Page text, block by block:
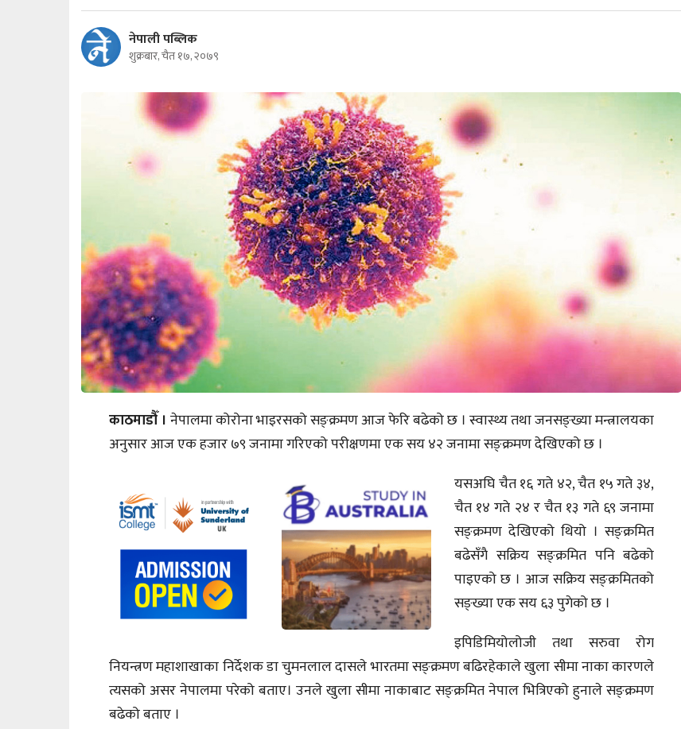
नेपाली पब्लिक
शुक्रबार, चैत १७, २०७९
काठमाडौँ । नेपालमा कोरोना भाइरसको सङ्क्रमण आज फेरि बढेको छ । स्वास्थ्य तथा जनसङ्ख्या मन्त्रालयका
अनुसार आज एक हजार ७९ जनामा गरिएको परीक्षणमा एक सय ४२ जनामा सङ्क्रमण देखिएको छ ।
यसअघि चैत १६ गते ४२, चैत १५ गते ३४,
चैत १४ गते २४ र चैत १३ गते ६९ जनामा
सङ्क्रमण देखिएको थियो । सङ्क्रमित
बढेसँगै सक्रिय सङ्क्रमित पनि बढेको
पाइएको छ । आज सक्रिय सङ्क्रमितको
सङ्ख्या एक सय ६३ पुगेको छ ।
इपिडिमियोलोजी तथा सरुवा रोग
नियन्त्रण महाशाखाका निर्देशक डा चुमनलाल दासले भारतमा सङ्क्रमण बढिरहेकाले खुला सीमा नाका कारणले
त्यसको असर नेपालमा परेको बताए। उनले खुला सीमा नाकाबाट सङ्क्रमित नेपाल भित्रिएको हुनाले सङ्क्रमण
बढेको बताए ।